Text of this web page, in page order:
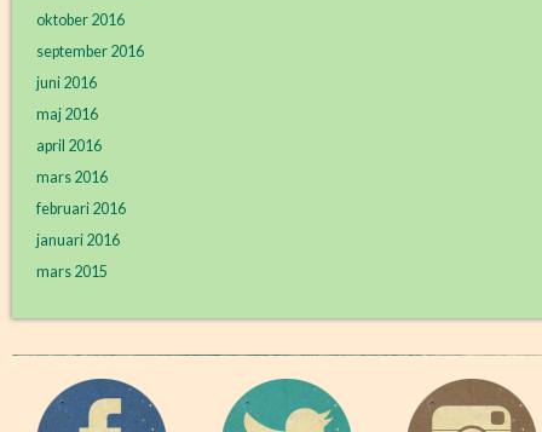
oktober 2016
september 2016
juni 2016
maj 2016
april 2016
mars 2016
februari 2016
januari 2016
mars 2015